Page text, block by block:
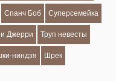
Спанч Боб Суперсемейка
Джерри Труп невесты
ниндзя Шрек